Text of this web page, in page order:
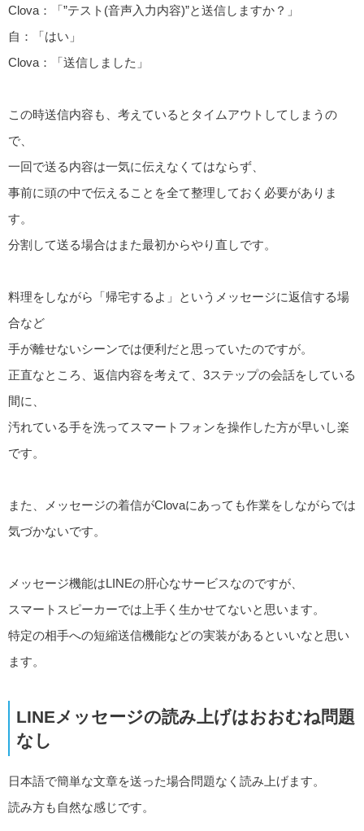
Clova：「”テスト(音声入力内容)”と送信しますか？」
自：「はい」
Clova：「送信しました」
この時送信内容も、考えているとタイムアウトしてしまうの
で、
一回で送る内容は一気に伝えなくてはならず、
事前に頭の中で伝えることを全て整理しておく必要がありま
す。
分割して送る場合はまた最初からやり直しです。
料理をしながら「帰宅するよ」というメッセージに返信する場
合など
手が離せないシーンでは便利だと思っていたのですが。
正直なところ、返信内容を考えて、3ステップの会話をしている
間に、
汚れている手を洗ってスマートフォンを操作した方が早いし楽
です。
また、メッセージの着信がClovaにあっても作業をしながらでは
気づかないです。
メッセージ機能はLINEの肝心なサービスなのですが、
スマートスピーカーでは上手く生かせてないと思います。
特定の相手への短縮送信機能などの実装があるといいなと思い
ます。
LINEメッセージの読み上げはおおむね問題
なし
日本語で簡単な文章を送った場合問題なく読み上げます。
読み方も自然な感じです。